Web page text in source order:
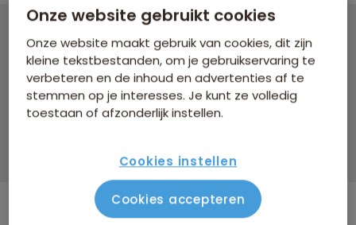
Familiereis Japan
16 dagen vanaf 4.449 p.p.
Bijkomende kosten €18,25 p.p. op basis van 4 personen
Onze website gebruikt cookies
Onze website maakt gebruik van cookies, dit zijn
kleine tekstbestanden, om je gebruikservaring te
verbeteren en de inhoud en advertenties af te
stemmen op je interesses. Je kunt ze volledig
toestaan of afzonderlijk instellen.
Cookies instellen
Cookies accepteren